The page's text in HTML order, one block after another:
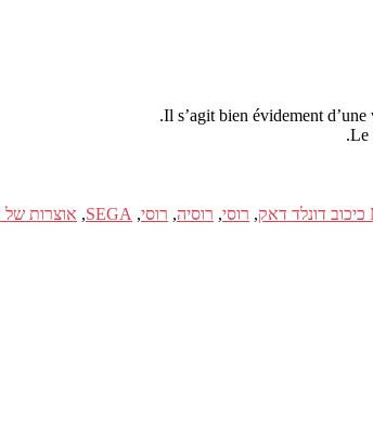
Il s’agit bien évidement
Le
, רוסי, רוסיה, רוסי,
SEGA
, אוצרות של